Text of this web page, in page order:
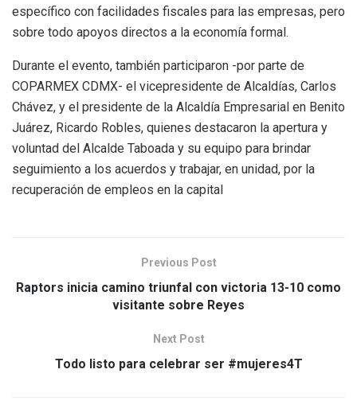
específico con facilidades fiscales para las empresas, pero
sobre todo apoyos directos a la economía formal.
Durante el evento, también participaron -por parte de
COPARMEX CDMX- el vicepresidente de Alcaldías, Carlos
Chávez, y el presidente de la Alcaldía Empresarial en Benito
Juárez, Ricardo Robles, quienes destacaron la apertura y
voluntad del Alcalde Taboada y su equipo para brindar
seguimiento a los acuerdos y trabajar, en unidad, por la
recuperación de empleos en la capital
Previous Post
Raptors inicia camino triunfal con victoria 13-10 como
visitante sobre Reyes
Next Post
Todo listo para celebrar ser #mujeres4T